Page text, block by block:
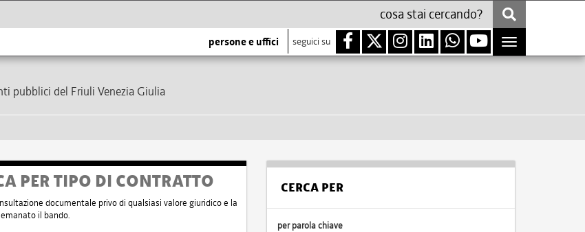
persone e uffici seguici su
Toggle
navigation
pubblici del Friuli Venezia Giulia
PER TIPO DI CONTRATTO
documentale privo di qualsiasi valore giuridico e la
il bando.
CERCA PER
per parola chiave